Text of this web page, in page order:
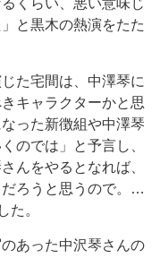
くらい、悪い意味じ
と黒木の熱演をたた
た宅間は、中澤琴に
キャラクターかと思
った新徴組や中澤琴
のでは」と予言し、
んをやるとなれば、
ろうと思うので。…
た。
あった中沢琴さんの